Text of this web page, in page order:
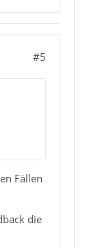
#5
Fällen
die